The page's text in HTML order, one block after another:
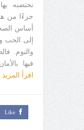
نحتضنه
أساس
إلى الحب
والنوم.
فيها
اقرأ المزيد
Like